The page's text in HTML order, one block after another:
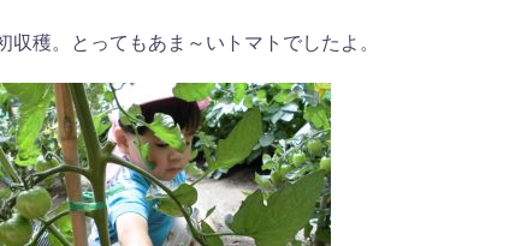
穫。とってもあま～いトマトでしたよ。